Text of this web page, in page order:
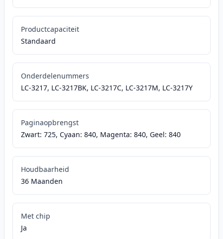
Productcapaciteit
Standaard
Onderdelenummers
LC-3217, LC-3217BK, LC-3217C, LC-3217M, LC-3217Y
Paginaopbrengst
Zwart: 725, Cyaan: 840, Magenta: 840, Geel: 840
Houdbaarheid
36 Maanden
Met chip
Ja